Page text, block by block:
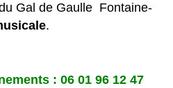
Gal de Gaulle Fontaine-
.
: 06 01 96 12 47